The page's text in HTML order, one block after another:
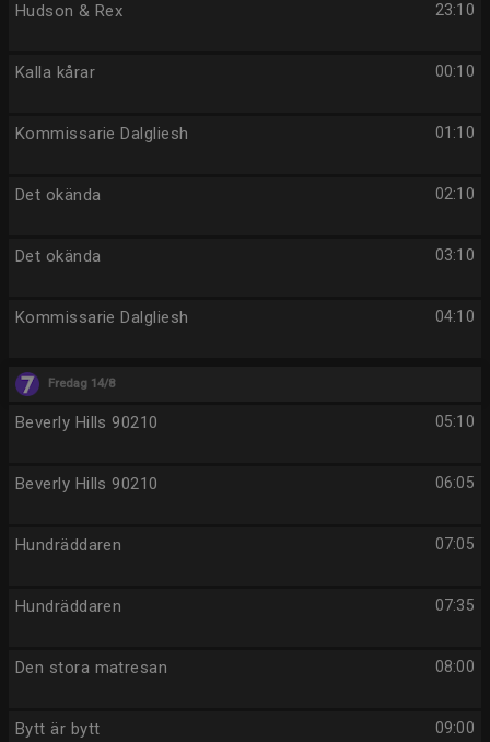
23:10
Hudson & Rex
00:10
Kalla kårar
01:10
Kommissarie Dalgliesh
02:10
Det okända
03:10
Det okända
04:10
Kommissarie Dalgliesh
Fredag 14/8
05:10
Beverly Hills 90210
06:05
Beverly Hills 90210
07:05
Hundräddaren
07:35
Hundräddaren
08:00
Den stora matresan
09:00
Bytt är bytt